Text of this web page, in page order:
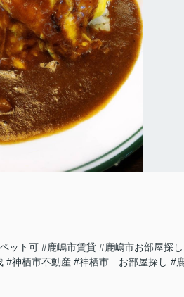
ット可 #鹿嶋市賃貸 #鹿嶋市お部屋探し
#神栖市不動産 #神栖市 お部屋探し #